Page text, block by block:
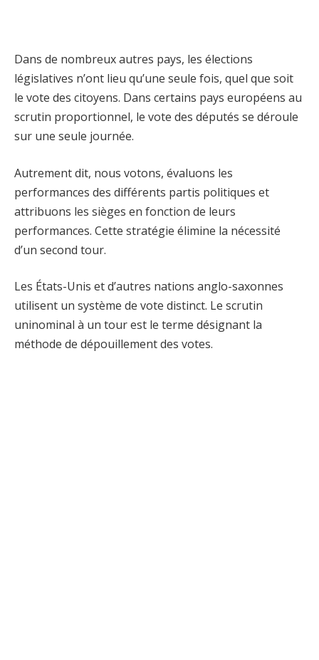
Dans de nombreux autres pays, les élections
législatives n’ont lieu qu’une seule fois, quel que soit
le vote des citoyens. Dans certains pays européens au
scrutin proportionnel, le vote des députés se déroule
sur une seule journée.
Autrement dit, nous votons, évaluons les
performances des différents partis politiques et
attribuons les sièges en fonction de leurs
performances. Cette stratégie élimine la nécessité
d’un second tour.
Les États-Unis et d’autres nations anglo-saxonnes
utilisent un système de vote distinct. Le scrutin
uninominal à un tour est le terme désignant la
méthode de dépouillement des votes.